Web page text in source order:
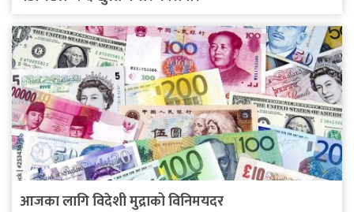
आजका लागि विदेशी मुद्राको विनिमयदर